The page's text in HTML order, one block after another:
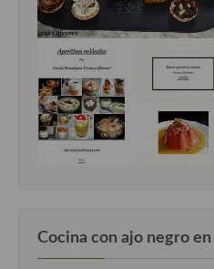
Cocina con ajo negro